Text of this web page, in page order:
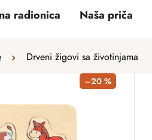
radionica Naša priča
Drveni žigovi sa životinjama
–20 %